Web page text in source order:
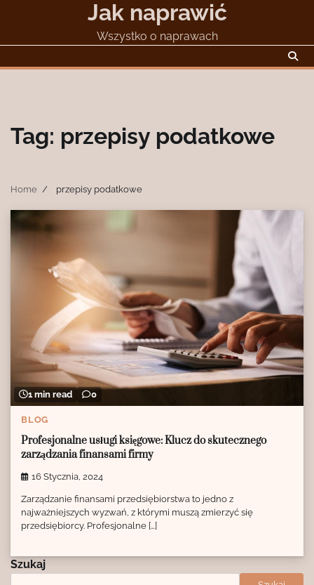
Jak naprawić
Wszystko o naprawach
Tag: przepisy podatkowe
Home przepisy podatkowe
1 min read 0
BLOG
Profesjonalne usługi księgowe: Klucz do skutecznego
zarządzania finansami firmy
16 Stycznia, 2024
Zarządzanie finansami przedsiębiorstwa to jedno z
najważniejszych wyzwań, z którymi muszą zmierzyć się
przedsiębiorcy. Profesjonalne […]
Szukaj